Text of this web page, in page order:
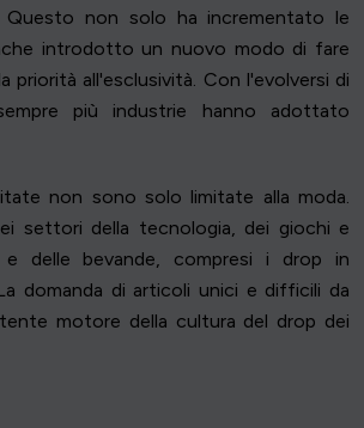
Questo non solo ha incrementato le
introdotto un nuovo modo di fare
priorità all'esclusività. Con l'evolversi di
più industrie hanno adottato
non sono solo limitate alla moda.
settori della tecnologia, dei giochi e
delle bevande, compresi i drop in
domanda di articoli unici e difficili da
motore della cultura del drop dei